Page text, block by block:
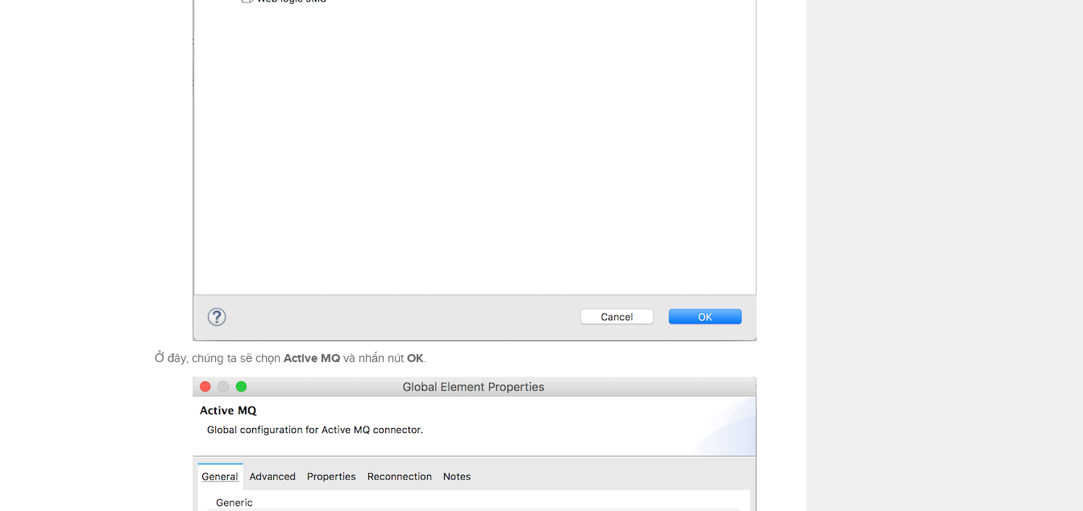
Ở đây, chúng ta sẽ chọn Active MQ và nhấn nút OK.